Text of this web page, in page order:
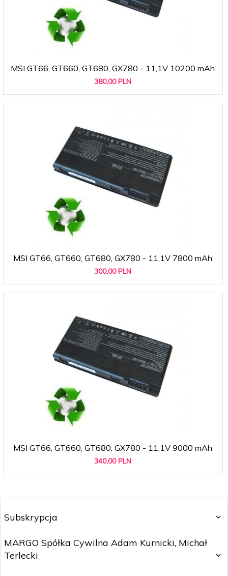
MSI GT66, GT660, GT680, GX780 - 11,1V 10200 mAh
380,00 PLN
MSI GT66, GT660, GT680, GX780 - 11,1V 7800 mAh
300,00 PLN
MSI GT66, GT660, GT680, GX780 - 11,1V 9000 mAh
340,00 PLN
Subskrypcja
MARGO Spółka Cywilna Adam Kurnicki, Michał
Terlecki